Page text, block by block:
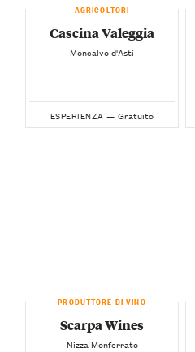
AGRICOLTORI
Cascina Valeggia
— Moncalvo d'Asti —
ESPERIENZA — Gratuito
PRODUTTORE DI VINO
Scarpa Wines
— Nizza Monferrato —